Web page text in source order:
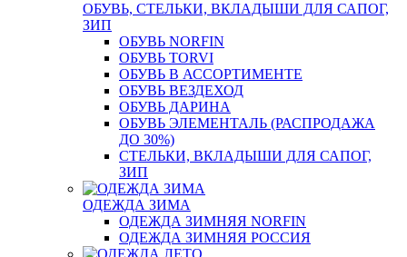
ОБУВЬ, СТЕЛЬКИ, ВКЛАДЫШИ ДЛЯ САПОГ,
ЗИП
ОБУВЬ NORFIN
ОБУВЬ TORVI
ОБУВЬ В АССОРТИМЕНТЕ
ОБУВЬ ВЕЗДЕХОД
ОБУВЬ ДАРИНА
ОБУВЬ ЭЛЕМЕНТАЛЬ (РАСПРОДАЖА
ДО 30%)
СТЕЛЬКИ, ВКЛАДЫШИ ДЛЯ САПОГ,
ЗИП
ОДЕЖДА ЗИМА
ОДЕЖДА ЗИМНЯЯ NORFIN
ОДЕЖДА ЗИМНЯЯ РОССИЯ